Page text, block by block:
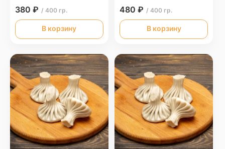
380 ₽ / 400 гр.
В корзину
480 ₽ / 400 гр.
В корзину